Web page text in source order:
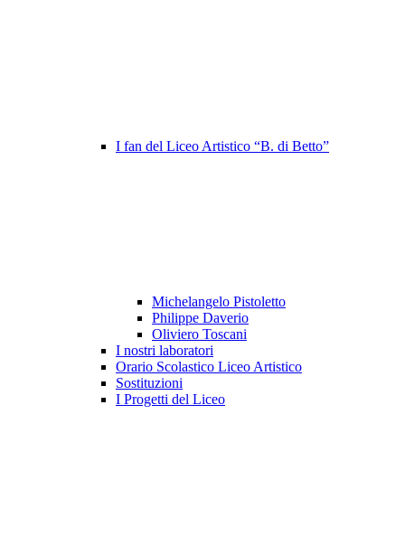
I fan del Liceo Artistico “B. di Betto”
Michelangelo Pistoletto
Philippe Daverio
Oliviero Toscani
I nostri laboratori
Orario Scolastico Liceo Artistico
Sostituzioni
I Progetti del Liceo